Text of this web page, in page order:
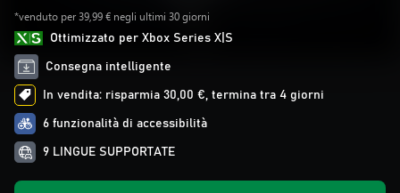
*venduto per 39,99 € negli ultimi 30 giorni
Ottimizzato per Xbox Series X|S
Consegna intelligente
In vendita: risparmia 30,00 €, termina tra 4 giorni
6 funzionalità di accessibilità
9 LINGUE SUPPORTATE